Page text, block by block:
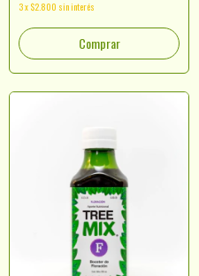
3x $2.800 sin interés
Comprar